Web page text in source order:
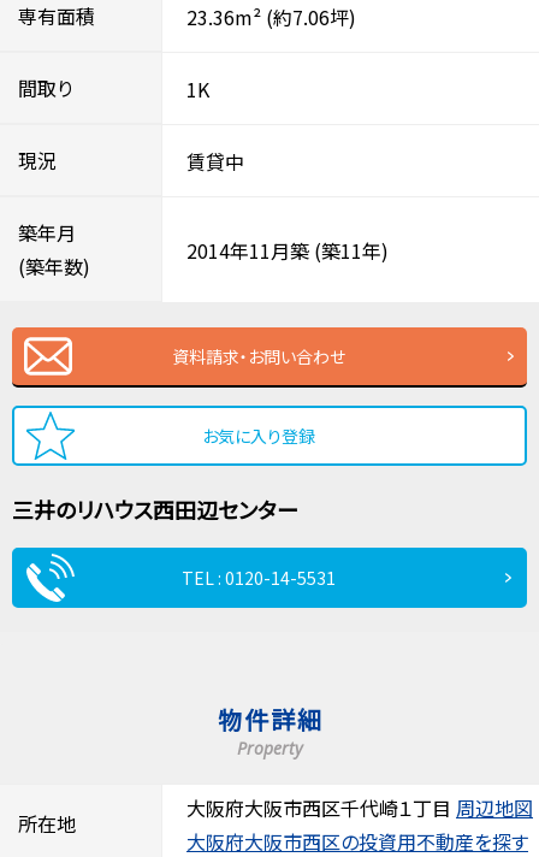
専有面積 23.36m² (約7.06坪)
間取り 1K
現況 賃貸中
築年月
(築年数)
2014年11月築 (築11年)
資料請求・お問い合わせ
お気に入り登録
三井のリハウス西田辺センター
TEL : 0120-14-5531
物件詳細
Property
所在地
大阪府大阪市西区千代崎１丁目 周辺地図
大阪府大阪市西区の投資用不動産を探す